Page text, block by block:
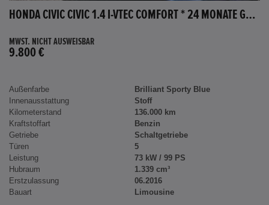
HONDA CIVIC CIVIC 1.4 I-VTEC COMFORT * 24 MONATE GARANTIE *
MWST. NICHT AUSWEISBAR
9.800 €
Außenfarbe
Brilliant Sporty Blue
Innenausstattung
Stoff
Kilometerstand
136.000 km
Kraftstoffart
Benzin
Getriebe
Schaltgetriebe
Türen
5
Leistung
73 kW / 99 PS
Hubraum
1.339 cm³
Erstzulassung
06.2016
Bauart
Limousine